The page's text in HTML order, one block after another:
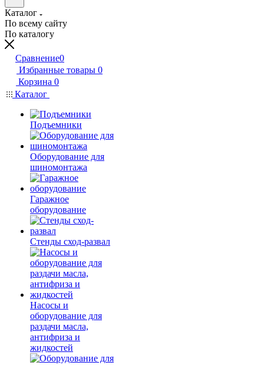
Каталог
По всему сайту
По каталогу
Сравнение0
Избранные товары 0
Корзина 0
Каталог
Подъемники
Оборудование для
шиномонтажа
Гаражное
оборудование
Стенды сход-развал
Насосы и
оборудование для
раздачи масла,
антифриза и
жидкостей